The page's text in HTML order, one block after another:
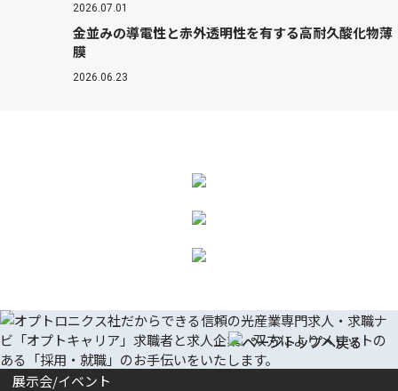
2026.07.01
金並みの導電性と赤外透明性を有する高耐久酸化物薄
膜
2026.06.23
展示会/イベント